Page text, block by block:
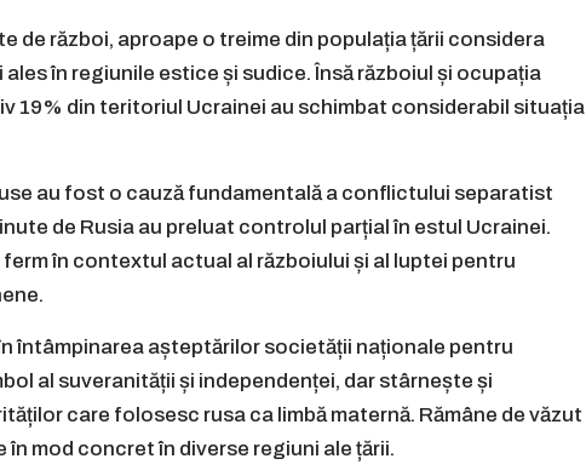
de război, aproape o treime din populația țării considera
ales în regiunile estice și sudice. Însă războiul și ocupația
19% din teritoriul Ucrainei au schimbat considerabil situația
au fost o cauză fundamentală a conflictului separatist
de Rusia au preluat controlul parțial în estul Ucrainei.
în contextul actual al războiului și al luptei pentru
întâmpinarea așteptărilor societății naționale pentru
al suveranității și independenței, dar stârnește și
care folosesc rusa ca limbă maternă. Rămâne de văzut
mod concret în diverse regiuni ale țării.